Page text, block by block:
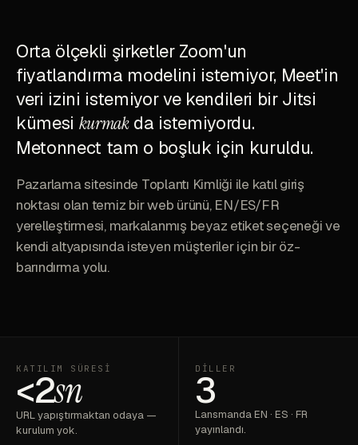
Orta ölçekli şirketler Zoom'un
fiyatlandırma modelini istemiyor, Meet'in
veri izini istemiyor ve kendileri bir Jitsi
kümesi kurmakda istemiyordu.
Metonnect tam o boşluk için kuruldu.
Pazarlama sitesinde Toplantı Kimliği ile katıl giriş
noktası olan temiz bir web ürünü, EN/ES/FR
yerelleştirmesi, markalanmış beyaz etiket seçeneği ve
kendi altyapısında isteyen müşteriler için bir öz-
barındırma yolu.
KATILIM SÜRESI
<2sn
URL yapıştırmaktan odaya —
kurulum yok.
DILLER
3
Lansmanda EN · ES · FR
yayınlandı.